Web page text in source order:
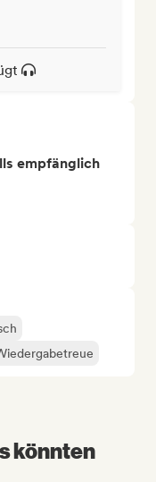
empfänglich
könnten